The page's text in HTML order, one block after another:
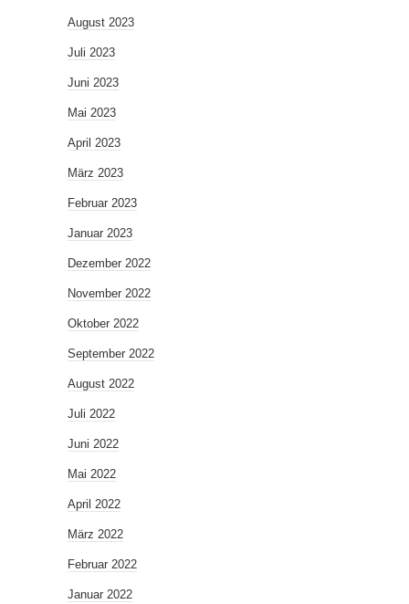
August 2023
Juli 2023
Juni 2023
Mai 2023
April 2023
März 2023
Februar 2023
Januar 2023
Dezember 2022
November 2022
Oktober 2022
September 2022
August 2022
Juli 2022
Juni 2022
Mai 2022
April 2022
März 2022
Februar 2022
Januar 2022